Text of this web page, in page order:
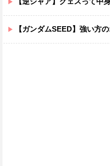
【ガンダムSEED】強い方のオルガを語